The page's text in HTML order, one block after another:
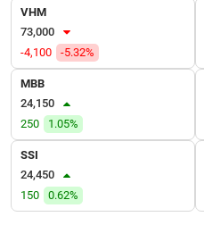
VHM
73,000
-4,100
-5.32%
MBB
24,150
250
1.05%
SSI
24,450
150
0.62%
BẤT
ĐỘNG
SẢN
Mã
chứng
khoán
(-)